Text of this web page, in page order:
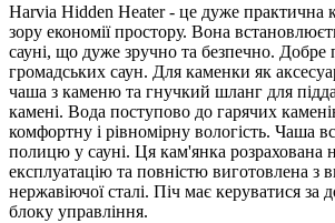
Harvia Hidden Heater - це дуже практична
зору економії простору. Вона
сауні, що дуже зручно та безпечно. Добре
громадських саун. Для каменки як
чаша з каменю та гнучкий шланг для
камені. Вода поступово до гарячих
комфортну і рівномірну вологість. Чаша
полицю у сауні. Ця кам'янка розрахована
експлуатацію та повністю виготовлена ​​з
нержавіючої сталі. Піч має керуватися
блоку управління.